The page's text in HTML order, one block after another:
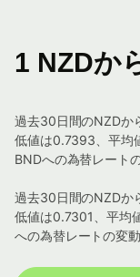
1 NZDか
過去30日間のNZDか
低値は0.7393、平均
BNDへの為替レート
過去30日間のNZDか
低値は0.7301、平均
への為替レートの変